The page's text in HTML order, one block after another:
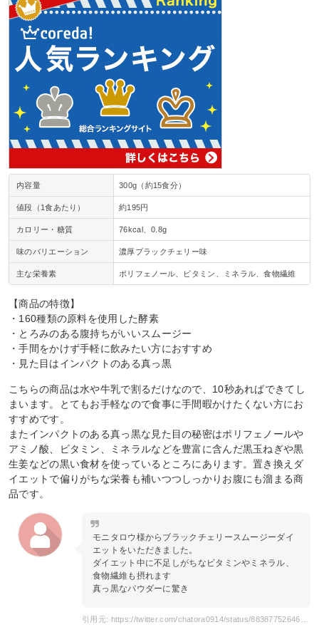
内容量 300g（約15食分）
値段（1食あたり） 約195円
カロリー・糖質 76kcal、0.8g
味のバリエーション 濃厚ブラックチェリー味
主な栄養素 ポリフェノール、ビタミン、ミネラル、食物繊維
【商品の特徴】
・160種類の原料を使用した酵素
・とろみのある腹持ちがいいスムージー
・手間をかけず手軽に飲みたい方におすすめ
・見た目はインパクトのある真っ黒
こちらの商品は水や牛乳で割るだけなので、10秒あればできてし
まいます。とてもお手軽なので食事に手間暇かけたくない方にお
すすめです。
またインパクトのある真っ黒な見た目の秘密はポリフェノールや
アミノ酸、ビタミン、ミネラルなどを豊富に含んだ黒玉ねぎや黒
生姜などの黒い食材を使っているところにあります。置き換えダ
イエットで偏りがちな栄養も補いつつしっかりお腹にも溜まる商
品です。
モニタロウ様からブラックチェリースムージーダイ
エットをいただきました。
ダイエット中に不足しがちなビタミンやミネラル、
食物繊維も摂れます
真っ黒なパウダーに驚き